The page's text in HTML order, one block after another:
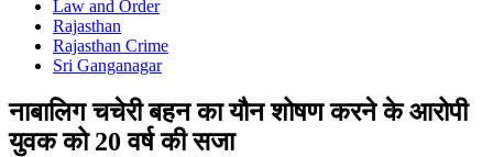
Law and Order
Rajasthan
Rajasthan Crime
Sri Ganganagar
नाबालिग चचेरी बहन का यौन शोषण करने के आरोपी
युवक को 20 वर्ष की सजा